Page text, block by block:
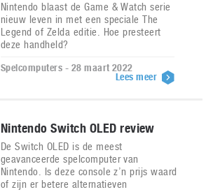
Nintendo blaast de Game & Watch serie
nieuw leven in met een speciale The
Legend of Zelda editie. Hoe presteert
deze handheld?
Spelcomputers - 28 maart 2022
Lees meer
Nintendo Switch OLED review
De Switch OLED is de meest
geavanceerde spelcomputer van
Nintendo. Is deze console z’n prijs waard
of zijn er betere alternatieven